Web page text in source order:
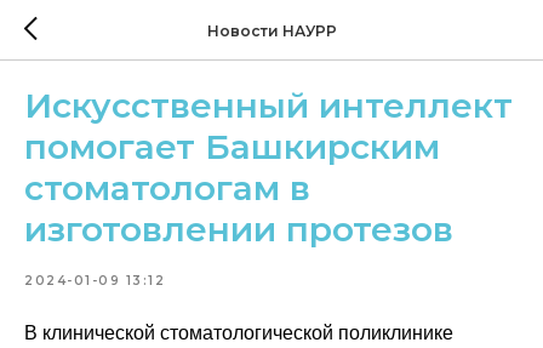
Новости НАУРР
Искусственный интеллект
помогает Башкирским
стоматологам в
изготовлении протезов
2024-01-09 13:12
В клинической стоматологической поликлинике